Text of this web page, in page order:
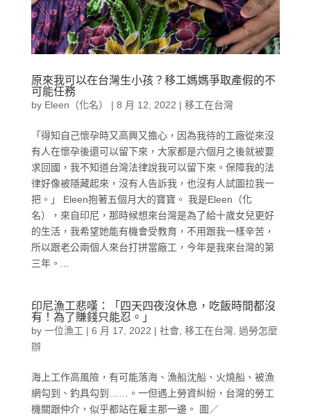
原來我可以在台灣生小孩？移工媽媽爭取產假的不
可能任務
by Eleen（化名） | 8 月 12, 2022 | 移工在台灣
「得知自己懷孕時又高興又擔心，因為我待的工廠從來沒
有人在懷孕後還可以留下來，大家都是六個月之後就被要
求回國，我不知道台灣法律說我可以留下來。保障我的法
律好像被隱藏起來，沒有人告訴我，也沒有人試圖拉我一
把。」 Eleen抱著五個月大的寶寶。 我是Eleen（化
名），來自印尼，那時候想來台灣是為了給十歲女兒更好
的生活，我希望她能有機會受教育，不用跟我一樣辛苦，
所以跟老公兩個人來台打拼當廠工，今年是我來台灣的第
三年。...
印尼漁工悲嘆：「四天四夜沒休息，吃飯時間都沒
有！為了賺錢只能忍。」
by 一位漁工 | 6 月 17, 2022 | 社會, 移工在台灣, 過勞怎麼
辦
海上工作高風險，有可能落海、漁船沈船、火燒船、被漁
網勾到、釣具勾到……。一但遇上勞資糾紛，台灣的勞工
機關跟仲介，似乎都站在雇主那一邊。 圖／